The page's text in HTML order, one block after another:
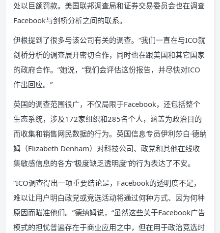
处以巨额罚款。美国联邦调查局和证券交易委员会也在调查
Facebook与剑桥分析之间的联系。
伊根提到了很多与该公司有关的调查。“我们一直在与ICO就
剑桥分析的调查展开密切合作，同时也在跟美国和其它国家
的政府合作。”她说，“我们会评估这份报告，并尽快对ICO
作出回应。”
英国的调查范围很广，不仅局限于Facebook，还包括整个
生态系统，涉及172家组织和285名个人，涵盖为政治目的
而收集和销售网民数据的行为。英国信息专员伊利莎白·德纳
姆（Elizabeth Denham）对科技公司、政党和其他在线收
集敏感信息的各方“极度缺乏透明度”的行为表达了不安。
“ICO调查得出一项重要结论是，Facebook的透明度不足，
难以让用户明白政党或竞选活动将通过何种方式、因为何种
原因而瞄准他们。”德纳姆说，“虽然这些关于Facebook广告
模式的担忧普遍存在于商业应用之中，但在用于政治竞选时